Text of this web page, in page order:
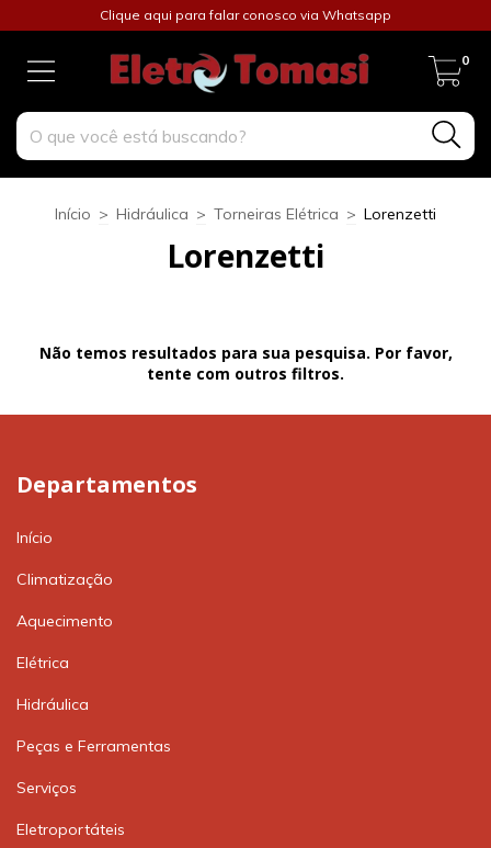
Clique aqui para falar conosco via Whatsapp
0
Início > Hidráulica > Torneiras Elétrica > Lorenzetti
Lorenzetti
Não temos resultados para sua pesquisa. Por favor,
tente com outros filtros.
Departamentos
Início
Climatização
Aquecimento
Elétrica
Hidráulica
Peças e Ferramentas
Serviços
Eletroportáteis